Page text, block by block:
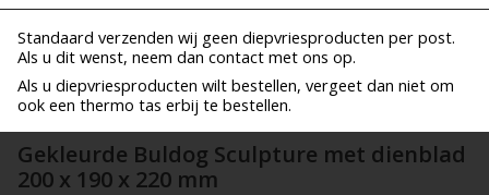
Standaard verzenden wij geen diepvriesproducten per post.
Als u dit wenst, neem dan contact met ons op.
Als u diepvriesproducten wilt bestellen, vergeet dan niet om
ook een thermo tas erbij te bestellen.
Gekleurde Buldog Sculpture met dienblad
200 x 190 x 220 mm